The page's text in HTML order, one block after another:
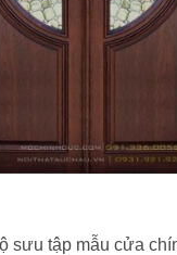
sưu tập mẫu cửa